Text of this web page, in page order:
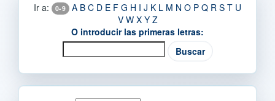
Ir a: 0-9 A B C D E F G H I J K L M N O P Q R S T U
V W X Y Z
O introducir las primeras letras: